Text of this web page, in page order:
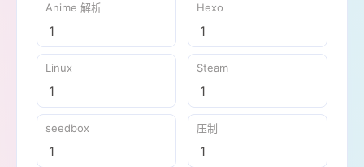
Anime 解析
1
Hexo
1
Linux
1
Steam
1
seedbox
1
压制
1